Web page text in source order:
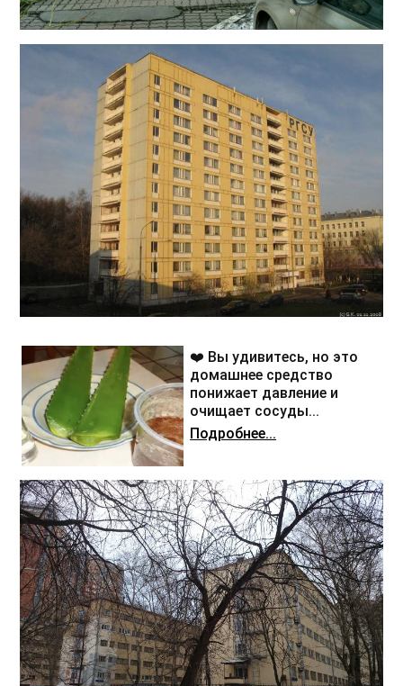
❤️ Вы удивитесь, но это
домашнее средство
понижает давление и
очищает сосуды...
Подробнее...